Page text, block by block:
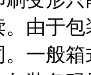
由于
一般